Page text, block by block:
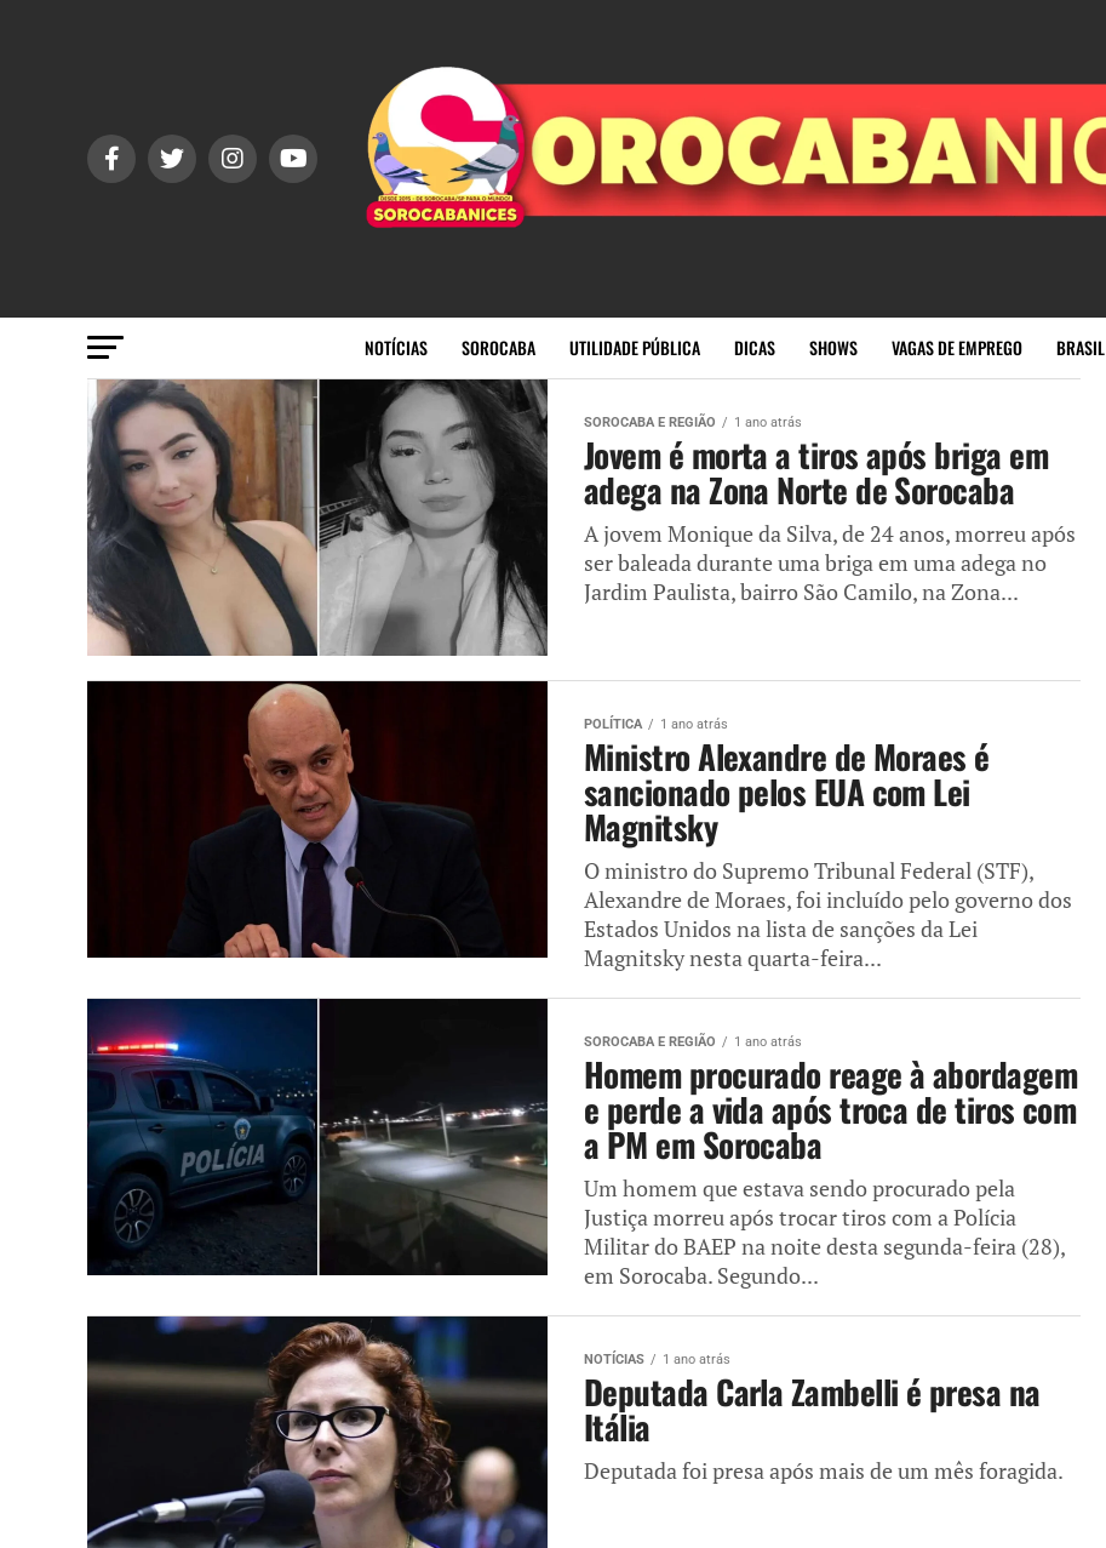
NOTÍCIAS SOROCABA UTILIDADE PÚBLICA DICAS SHOWS VAGAS DE EMPREGO BRASIL
SOROCABA E REGIÃO 1 ano atrás
Jovem é morta a tiros após briga em
adega na Zona Norte de Sorocaba
A jovem Monique da Silva, de 24 anos, morreu após
ser baleada durante uma briga em uma adega no
Jardim Paulista, bairro São Camilo, na Zona...
POLÍTICA 1 ano atrás
Ministro Alexandre de Moraes é
sancionado pelos EUA com Lei
Magnitsky
O ministro do Supremo Tribunal Federal (STF),
Alexandre de Moraes, foi incluído pelo governo dos
Estados Unidos na lista de sanções da Lei
Magnitsky nesta quarta-feira...
SOROCABA E REGIÃO 1 ano atrás
Homem procurado reage à abordagem
e perde a vida após troca de tiros com
a PM em Sorocaba
Um homem que estava sendo procurado pela
Justiça morreu após trocar tiros com a Polícia
Militar do BAEP na noite desta segunda-feira (28),
em Sorocaba. Segundo...
NOTÍCIAS 1 ano atrás
Deputada Carla Zambelli é presa na
Itália
Deputada foi presa após mais de um mês foragida.